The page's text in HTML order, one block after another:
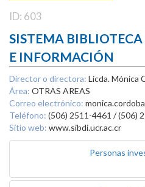
ID: 603
SISTEMA
E INFORMACIÓN
Director o directora: Licda. Mónica
Área: OTRAS AREAS
Correo electrónico:
Teléfono: (506) 2511-4461 / (506)
Sitio web: www.sibdi.ucr.ac.cr
Personas